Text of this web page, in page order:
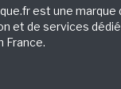
est une marque
et de services
France.